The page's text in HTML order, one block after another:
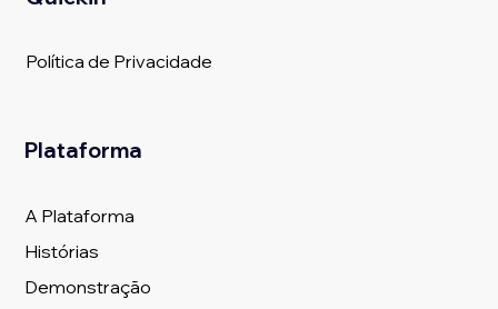
Política de Privacidade
Plataforma
A Plataforma
Histórias
Demonstração